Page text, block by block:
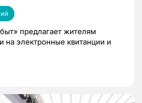
предлагает жителям
на электронные квитанции и